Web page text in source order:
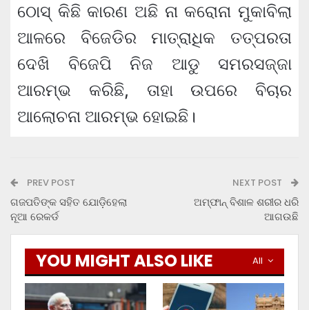
ଠୋସ୍ କିଛି କାରଣ ଅଛି ନା କରୋନା ମୁକାବିଲା
ଆଳରେ ବିଜେଡିର ମାତ୍ରାଧିକ ତତ୍ପରତା
ଦେଖି ବିଜେପି ନିଜ ଆଡୁ ସମରସଜ୍ଜା
ଆରମ୍ଭ କରିଛି, ତାହା ଉପରେ ବିଚାର
ଆଲୋଚନା ଆରମ୍ଭ ହୋଇଛି।
PREV POST
ଗଜପତିଙ୍କ ସହିତ ଯୋଡ଼ିହେଲା
ନୂଆ ରେକର୍ଡ
NEXT POST
ଅମ୍ଫାନ୍ ବିଶାଳ ଶରୀର ଧରି
ଆଗଉଛି
All
YOU MIGHT ALSO LIKE